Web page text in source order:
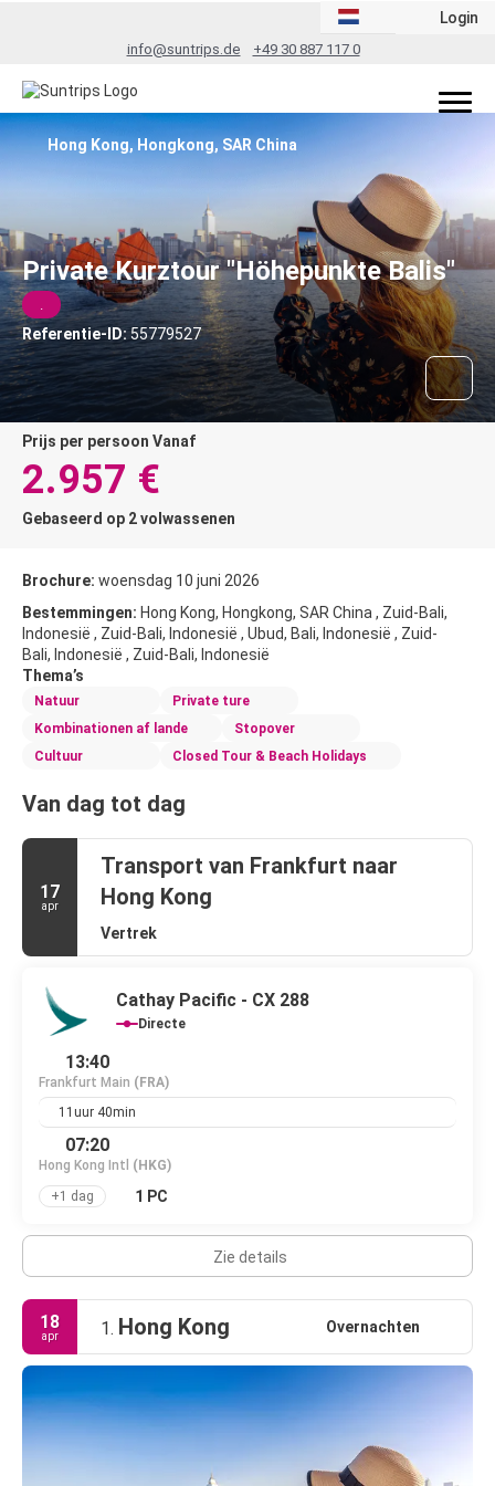
info@suntrips.de +49 30 887 117 0
Login
Private Kurztour "Höhepunkte Balis"
.
Referentie-ID:55779527
Hong Kong, Hongkong, SAR China
prijs per persoon Vanaf
2.957 €
Gebaseerd op 2 volwassenen
Brochure: woensdag 10 juni 2026
Bestemmingen: Hong Kong, Hongkong, SAR China , Zuid-Bali,
Indonesië , Zuid-Bali, Indonesië , Ubud, Bali, Indonesië , Zuid-
Bali, Indonesië , Zuid-Bali, Indonesië
Thema’s
Natuur
Private ture
Kombinationen af lande
Stopover
Cultuur
Closed Tour & Beach Holidays
Van dag tot dag
17
apr
Transport van Frankfurt naar
Hong Kong
Vertrek
Cathay Pacific - CX 288
Directe
13:40
Frankfurt Main (FRA)
11uur 40min
07:20
Hong Kong Intl (HKG)
+1 dag
1 PC
Zie details
18
apr 1. Hong Kong Overnachten